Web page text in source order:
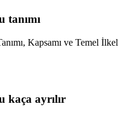
tanımı
Kapsamı ve Temel
kaça ayrılır